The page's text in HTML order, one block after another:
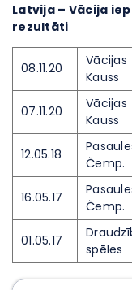
Latvija – Vācija
rezultāti
08.11.20
Vācijas
Kauss
07.11.20
Vācijas
Kauss
12.05.18
Čemp.
16.05.17
Čemp.
01.05.17
spēles